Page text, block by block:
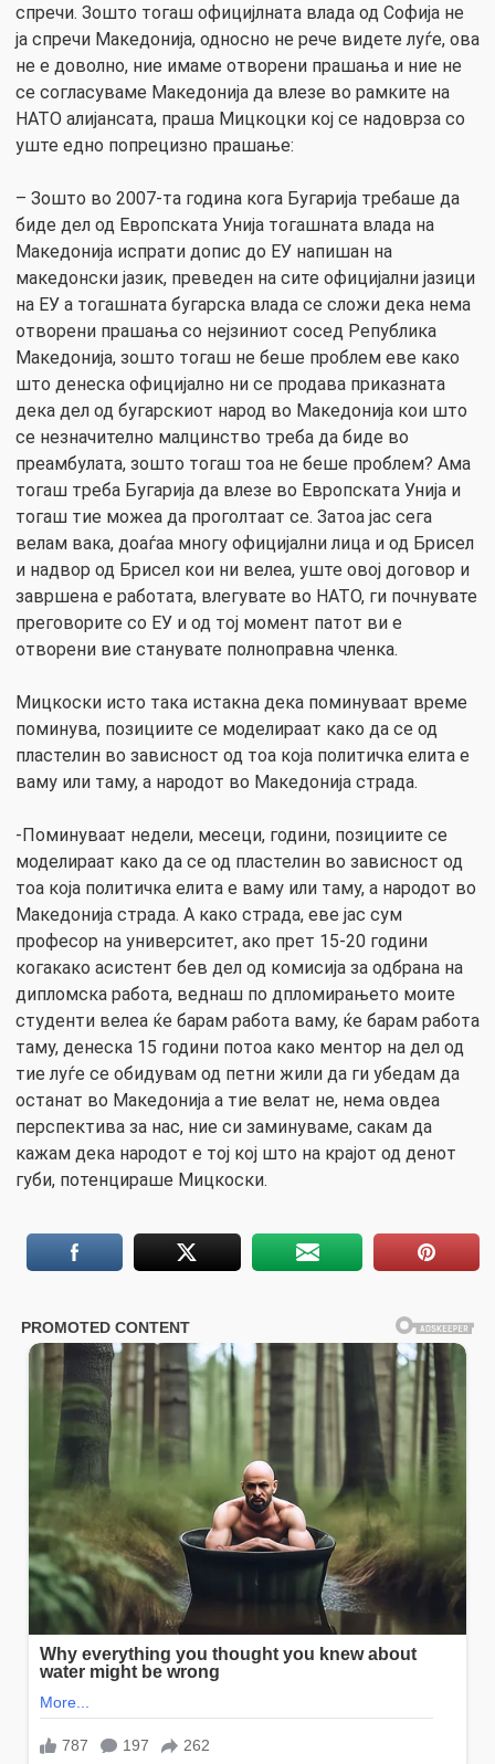
спречи. Зошто тогаш официјлната влада од Софија не
ја спречи Македонија, односно не рече видете луѓе, ова
не е доволно, ние имаме отворени прашања и ние не
се согласуваме Македонија да влезе во рамките на
НАТО алијансата, праша Мицкоцки кој се надоврза со
уште едно попрецизно прашање:
– Зошто во 2007-та година кога Бугарија требаше да
биде дел од Европската Унија тогашната влада на
Македонија испрати допис до ЕУ напишан на
македонски јазик, преведен на сите официјални јазици
на ЕУ а тогашната бугарска влада се сложи дека нема
отворени прашања со нејзиниот сосед Република
Македонија, зошто тогаш не беше проблем еве како
што денеска официјално ни се продава приказната
дека дел од бугарскиот народ во Македонија кои што
се незначително малцинство треба да биде во
преамбулата, зошто тогаш тоа не беше проблем? Ама
тогаш треба Бугарија да влезе во Европската Унија и
тогаш тие можеа да проголтаат се. Затоа јас сега
велам вака, доаѓаа многу официјални лица и од Брисел
и надвор од Брисел кои ни велеа, уште овој договор и
завршена е работата, влегувате во НАТО, ги почнувате
преговорите со ЕУ и од тој момент патот ви е
отворени вие станувате полноправна членка.
Мицкоски исто така истакна дека поминуваат време
поминува, позициите се моделираат како да се од
пластелин во зависност од тоа која политичка елита е
ваму или таму, а народот во Македонија страда.
-Поминуваат недели, месеци, години, позициите се
моделираат како да се од пластелин во зависност од
тоа која политичка елита е ваму или таму, а народот во
Македонија страда. А како страда, еве јас сум
професор на университет, ако прет 15-20 години
когакако асистент бев дел од комисија за одбрана на
дипломска работа, веднаш по дпломирањето моите
студенти велеа ќе барам работа ваму, ќе барам работа
таму, денеска 15 години потоа како ментор на дел од
тие луѓе се обидувам од петни жили да ги убедам да
останат во Македонија а тие велат не, нема овдеа
перспектива за нас, ние си заминуваме, сакам да
кажам дека народот е тој кој што на крајот од денот
губи, потенцираше Мицкоски.